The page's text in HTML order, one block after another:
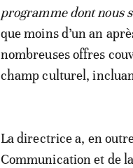
programme dont nous
que moins d’un an
nombreuses offres
champ culturel,
La directrice a, en
Communication et de